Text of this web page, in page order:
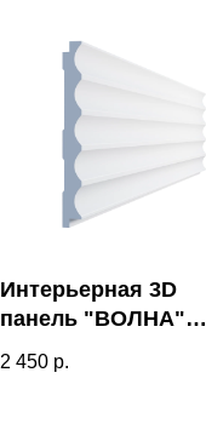
Интерьерная 3D
панель "ВОЛНА"
2 450 р.